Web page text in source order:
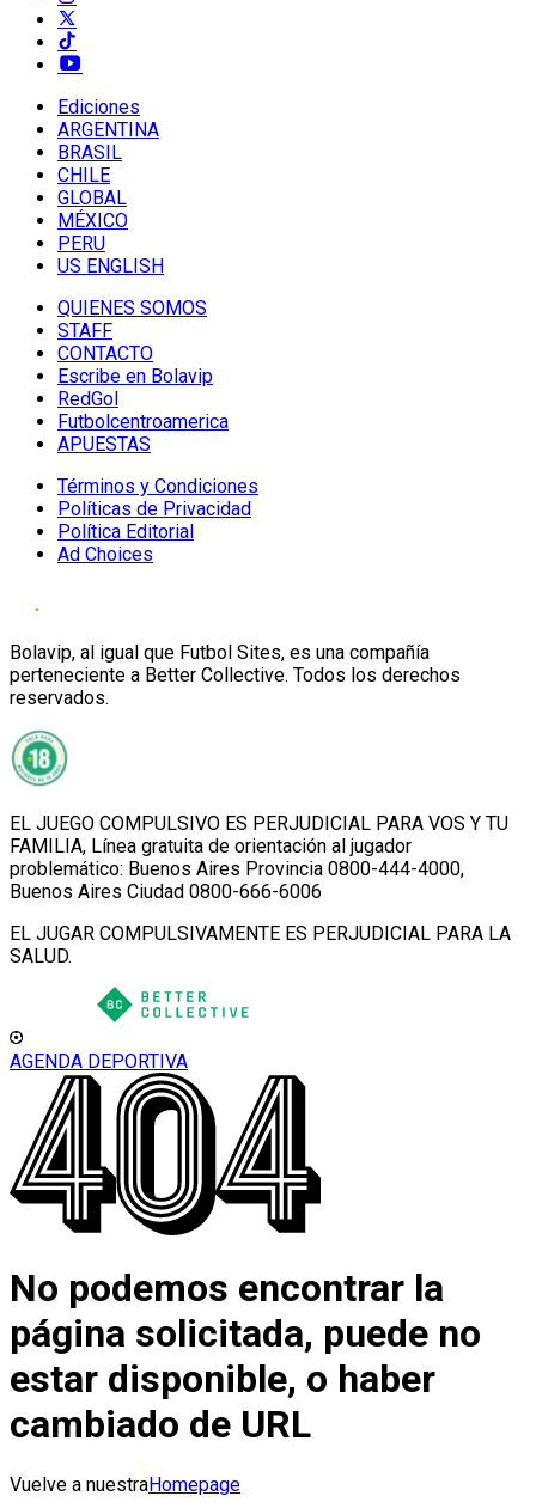
Ediciones
ARGENTINA
BRASIL
CHILE
GLOBAL
MÉXICO
PERU
US ENGLISH
QUIENES SOMOS
STAFF
CONTACTO
Escribe en Bolavip
RedGol
Futbolcentroamerica
APUESTAS
Términos y Condiciones
Políticas de Privacidad
Política Editorial
Ad Choices
Bolavip, al igual que Futbol Sites, es una compañía
perteneciente a Better Collective. Todos los derechos
reservados.
EL JUEGO COMPULSIVO ES PERJUDICIAL PARA VOS Y TU
FAMILIA, Línea gratuita de orientación al jugador
problemático: Buenos Aires Provincia 0800-444-4000,
Buenos Aires Ciudad 0800-666-6006
EL JUGAR COMPULSIVAMENTE ES PERJUDICIAL PARA LA
SALUD.
AGENDA DEPORTIVA
No podemos encontrar la
página solicitada, puede no
estar disponible, o haber
cambiado de URL
Vuelve a nuestraHomepage